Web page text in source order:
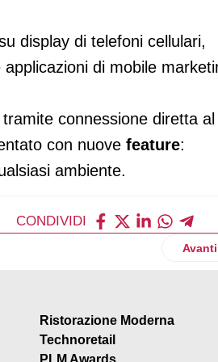
display di telefoni cellulari,
di mobile
connessione diretta al
con nuove feature:
ambiente.
CONDIVIDI
Avanti
Ristorazione Moderna
Technoretail
PLM Awards